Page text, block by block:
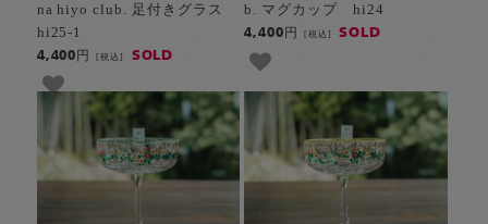
na hiyo club. 足付きグラス
hi25-1
4,400円[税込] SOLD
b. マグカップ hi24
4,400円 [税込] SOLD